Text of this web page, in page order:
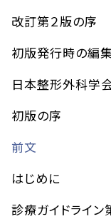
改訂第２版の序
初版発行時の編集
日本整形外科学
初版の序
前文
はじめに
診療ガイドライ